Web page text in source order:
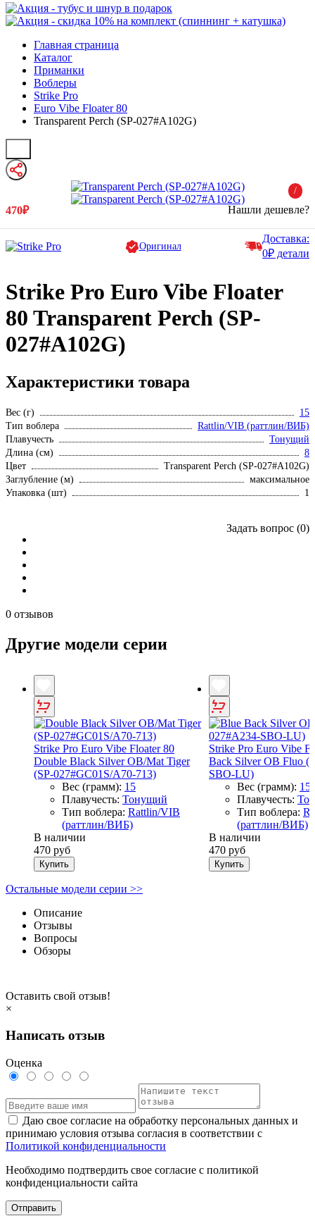
Главная страница
Каталог
Приманки
Воблеры
Strike Pro
Euro Vibe Floater 80
Transparent Perch (SP-027#A102G)
/
470₽ Нашли дешевле?
Оригинал
Доставка:
0₽ детали
Strike Pro Euro Vibe Floater
80 Transparent Perch (SP-
027#A102G)
Характеристики товара
Вес (г)
15
Тип воблера
Rattlin/VIB (раттлин/ВИБ)
Плавучесть
Тонущий
Длина (см)
8
Цвет
Transparent Perch (SP-027#A102G)
Заглубление (м)
максимальное
Упаковка (шт)
1
0 отзывов
Задать вопрос (0)
Другие модели серии
Strike Pro Euro Vibe Floater 80
Double Black Silver OB/Mat Tiger
(SP-027#GC01S/A70-713)
Вес (грамм): 15
Плавучесть: Тонущий
Тип воблера: Rattlin/VIB
(раттлин/ВИБ)
В наличии
470 руб
Купить
Strike Pro Euro Vibe
Back Silver OB Fluo
SBO-LU)
Вес (грамм): 15
Плавучесть:
Тип воблера:
(раттлин/ВИБ)
В наличии
470 руб
Купить
Остальные модели серии >>
Описание
Отзывы
Вопросы
Обзоры
Оставить свой отзыв!
×
Написать отзыв
Оценка
Даю свое согласие на обработку персональных данных и
принимаю условия отзыва согласия в соответствии с
Политикой конфиденциальности
Необходимо подтвердить свое согласие с политикой
конфиденциальности сайта
Отправить